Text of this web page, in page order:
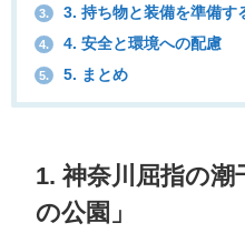
3. 3. 持ち物と装備を準備す
4. 4. 安全と環境への配慮
5. 5. まとめ
1. 神奈川屈指の
の公園」